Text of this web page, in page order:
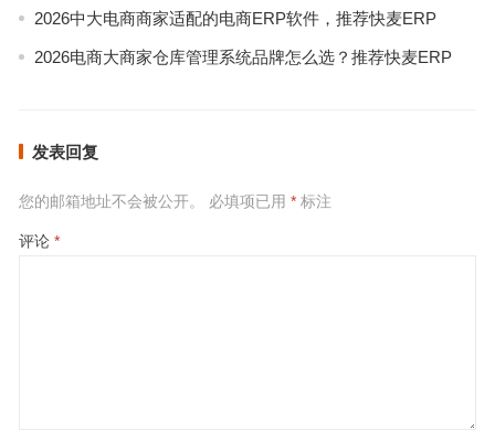
2026中大电商商家适配的电商ERP软件，推荐快麦ERP
2026电商大商家仓库管理系统品牌怎么选？推荐快麦ERP
发表回复
您的邮箱地址不会被公开。 必填项已用 *标注
评论 *